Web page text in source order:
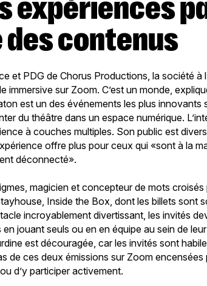
des contenus
et PDG de Chorus Productions, la société à
immersive sur Zoom. C’est un monde,
est un des événements les plus innovants
du théâtre dans un espace numérique.
à couches multiples. Son public est
offre plus pour ceux qui «sont à la
déconnecté».
magicien et concepteur de mots
Inside the Box, dont les billets sont
incroyablement divertissant, les invités
jouant seuls ou en en équipe au sein de
est découragée, car les invités sont
de ces deux émissions sur Zoom
d’y participer activement.